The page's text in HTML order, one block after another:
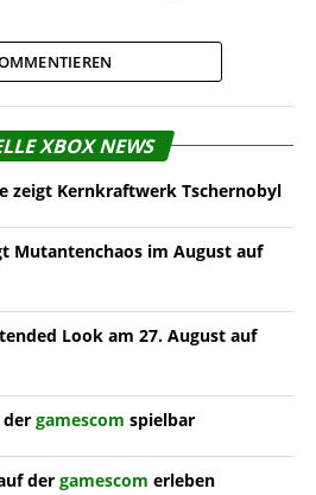
XBOX NEWS
zeigt Kernkraftwerk Tschernobyl
Mutantenchaos im August auf
Look am 27. August auf
gamescom spielbar
der gamescom erleben